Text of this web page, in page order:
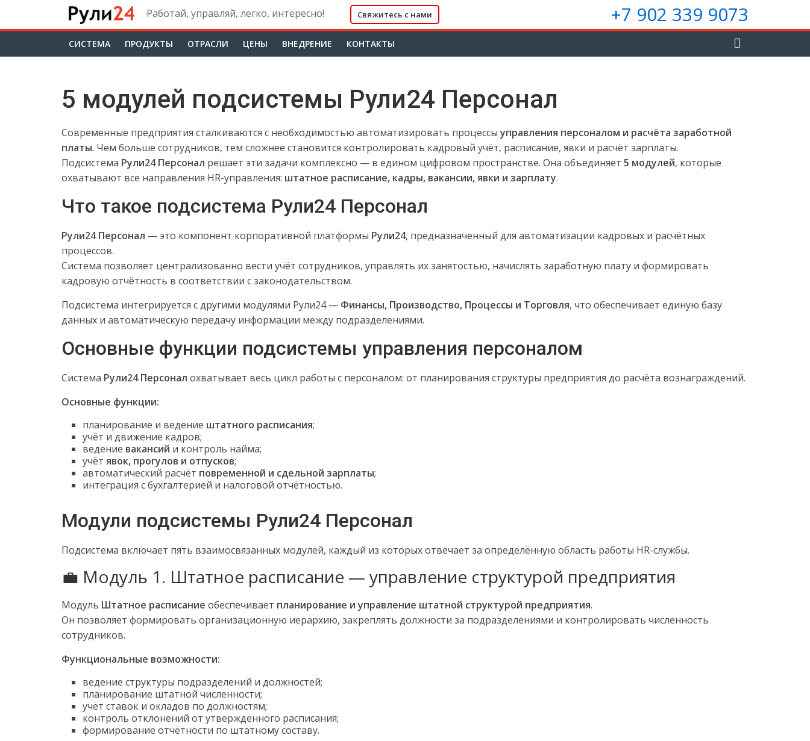
Работай, управляй, легко, интересно! Свяжитесь с нами +7 902 339 9073
CИСТЕМА ПРОДУКТЫ ОТРАСЛИ ЦЕНЫ ВНЕДРЕНИЕ КОНТАКТЫ
5 модулей подсистемы Рули24 Персонал
Современные предприятия сталкиваются с необходимостью автоматизировать процессыуправления персоналом и расчёта заработной
платы. Чем больше сотрудников, тем сложнее становится контролировать кадровый учёт, расписание, явки и расчёт зарплаты.
Подсистема Рули24 Персонал решает эти задачи комплексно — в едином цифровом пространстве. Она объединяет 5 модулей, которые
охватывают все направления HR-управления: штатное расписание, кадры, вакансии, явки и зарплату.
Что такое подсистема Рули24 Персонал
Рули24 Персонал — это компонент корпоративной платформы Рули24, предназначенный для автоматизации кадровых и расчётных
процессов.
Система позволяет централизованно вести учёт сотрудников, управлять их занятостью, начислять заработную плату и формировать
кадровую отчётность в соответствии с законодательством.
Подсистема интегрируется с другими модулями Рули24 — Финансы, Производство, Процессы и Торговля, что обеспечивает единую базу
данных и автоматическую передачу информации между подразделениями.
Основные функции подсистемы управления персоналом
Система Рули24 Персонал охватывает весь цикл работы с персоналом: от планирования структуры предприятия до расчёта вознаграждений.
Основные функции:
планирование и ведение штатного расписания;
учёт и движение кадров;
ведение вакансий и контроль найма;
учёт явок, прогулов и отпусков;
автоматический расчёт повременной и сдельной зарплаты;
интеграция с бухгалтерией и налоговой отчётностью.
Модули подсистемы Рули24 Персонал
Подсистема включает пять взаимосвязанных модулей, каждый из которых отвечает за определённую область работы HR-службы.
💼 Модуль 1. Штатное расписание — управление структурой предприятия
Модуль Штатное расписание обеспечивает планирование и управление штатной структурой предприятия.
Он позволяет формировать организационную иерархию, закреплять должности за подразделениями и контролировать численность
сотрудников.
Функциональные возможности:
ведение структуры подразделений и должностей;
планирование штатной численности;
учёт ставок и окладов по должностям;
контроль отклонений от утверждённого расписания;
формирование отчётности по штатному составу.